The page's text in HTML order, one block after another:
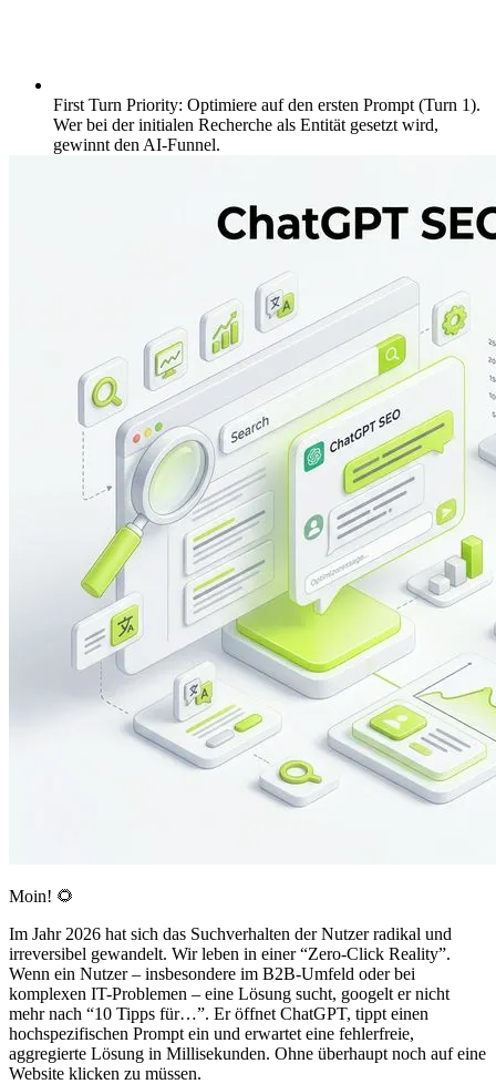
First Turn Priority: Optimiere auf den ersten Prompt (Turn 1).
Wer bei der initialen Recherche als Entität gesetzt wird,
gewinnt den AI-Funnel.
Moin! 🌻
Im Jahr 2026 hat sich das Suchverhalten der Nutzer radikal und
irreversibel gewandelt. Wir leben in einer “Zero-Click Reality”.
Wenn ein Nutzer – insbesondere im B2B-Umfeld oder bei
komplexen IT-Problemen – eine Lösung sucht, googelt er nicht
mehr nach “10 Tipps für…”. Er öffnet ChatGPT, tippt einen
hochspezifischen Prompt ein und erwartet eine fehlerfreie,
aggregierte Lösung in Millisekunden. Ohne überhaupt noch auf eine
Website klicken zu müssen.